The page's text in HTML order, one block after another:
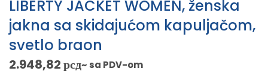
LIBERTY JACKET WOMEN, ženska
jakna sa skidajućom kapuljačom,
svetlo braon
2.948,82рсд~ sa PDV-om